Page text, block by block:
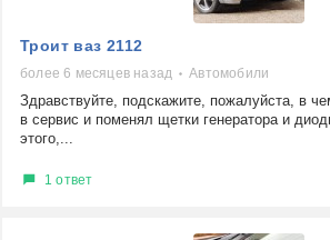
Троит ваз 2112
более 6 месяцев назад Автомобили
Здравствуйте, подскажите, пожалуйста, в
в сервис и поменял щетки генератора и
этого,...
1 ответ